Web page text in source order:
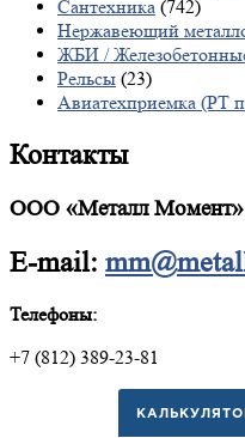
Сантехника (742)
Нержавеющий
ЖБИ /
Рельсы (23)
Авиатехприемка (РТ
Контакты
ООО «Металл Момент»
E-mail:
Телефоны:
+7 (812) 389-23-81